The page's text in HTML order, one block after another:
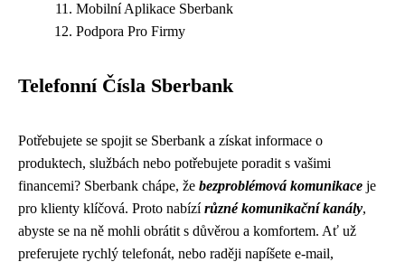
Mobilní Aplikace Sberbank
Podpora Pro Firmy
Telefonní Čísla Sberbank
Potřebujete se spojit se Sberbank a získat informace o
produktech, službách nebo potřebujete poradit s vašimi
financemi? Sberbank chápe, že bezproblémová komunikace je
pro klienty klíčová. Proto nabízírůzné komunikační kanály,
abyste se na ně mohli obrátit s důvěrou a komfortem. Ať už
preferujete rychlý telefonát, nebo raději napíšete e-mail,